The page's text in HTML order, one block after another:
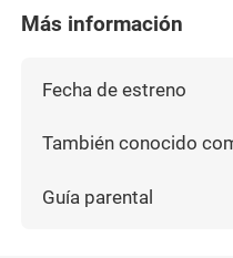
Más información
Fecha de estreno
También conocido
Guía parental